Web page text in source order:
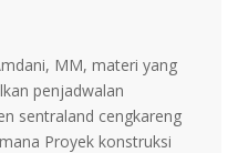
MM, materi yang
penjadwalan
sentraland cengkareng
Proyek konstruksi